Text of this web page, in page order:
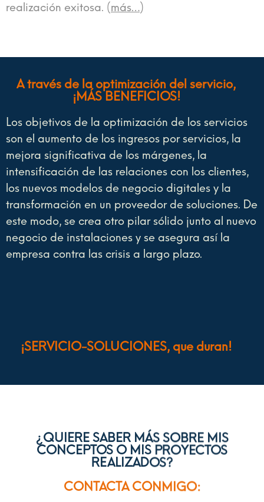
realización exitosa. (más…)
A través de la optimización del servicio,
¡MÁS BENEFICIOS!
Los objetivos de la optimización de los servicios
son el aumento de los ingresos por servicios, la
mejora significativa de los márgenes, la
intensificación de las relaciones con los clientes,
los nuevos modelos de negocio digitales y la
transformación en un proveedor de soluciones. De
este modo, se crea otro pilar sólido junto al nuevo
negocio de instalaciones y se asegura así la
empresa contra las crisis a largo plazo.
¡SERVICIO-SOLUCIONES, que duran!
CONCEPTOS O MIS PROYECTOS
REALIZADOS?
CONTACTA CONMIGO: